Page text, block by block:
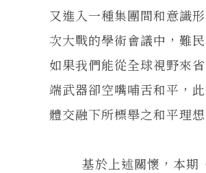
又進入一種集團間和意識
次大戰的學術會議中，難
如果我們能從全球視野來
端武器卻空嘴哺舌和平，
體交融下所標舉之和平理想
基於上述關懷，本期《